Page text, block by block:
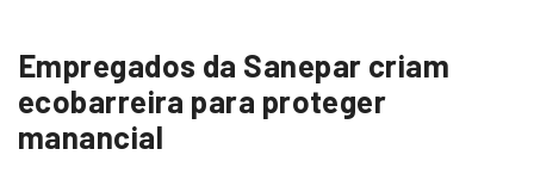
Empregados da Sanepar criam
ecobarreira para proteger
manancial